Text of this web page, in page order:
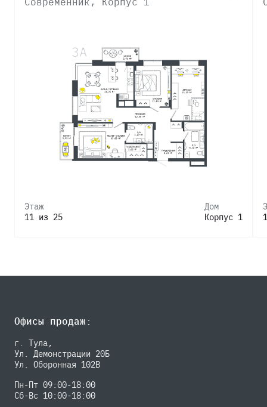
Этаж
11 из 25
Дом
Корпус 1
Офисы продаж:
г. Тула,
Ул. Демонстрации 20Б
Ул. Оборонная 102В
Пн-Пт 09:00-18:00
Сб-Вс 10:00-18:00